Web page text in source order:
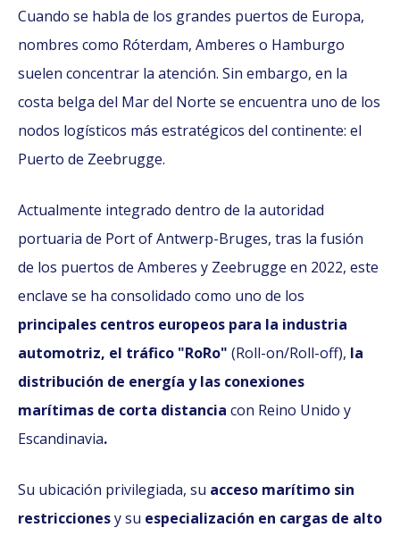
Cuando se habla de los grandes puertos de Europa,
nombres como Róterdam, Amberes o Hamburgo
suelen concentrar la atención. Sin embargo, en la
costa belga del Mar del Norte se encuentra uno de los
nodos logísticos más estratégicos del continente: el
Puerto de Zeebrugge.
Actualmente integrado dentro de la autoridad
portuaria de Port of Antwerp-Bruges, tras la fusión
de los puertos de Amberes y Zeebrugge en 2022, este
enclave se ha consolidado como uno de los
principales centros europeos para la industria
automotriz, el tráfico "RoRo" (Roll-on/Roll-off), la
distribución de energía y las conexiones
marítimas de corta distancia con Reino Unido y
Escandinavia.
Su ubicación privilegiada, su acceso marítimo sin
restriccionesy su especialización en cargas de alto